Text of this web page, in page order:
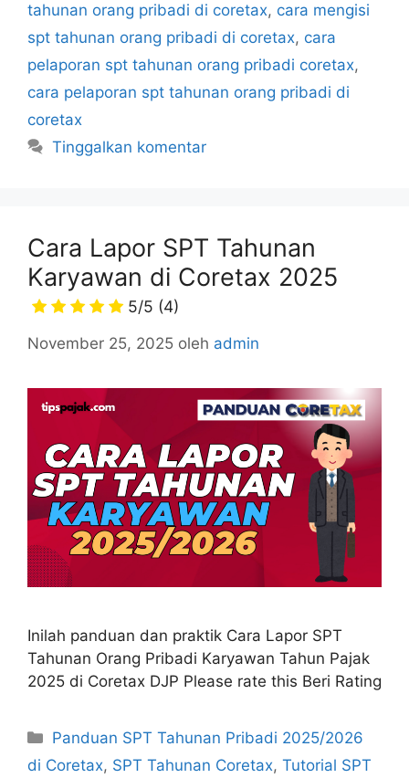
tahunan orang pribadi di coretax, cara mengisi
spt tahunan orang pribadi di coretax, cara
pelaporan spt tahunan orang pribadi coretax,
cara pelaporan spt tahunan orang pribadi di
coretax
Tinggalkan komentar
Cara Lapor SPT Tahunan
Karyawan di Coretax 2025
5/5 (4)
November 25, 2025 oleh admin
Inilah panduan dan praktik Cara Lapor SPT
Tahunan Orang Pribadi Karyawan Tahun Pajak
2025 di Coretax DJP Please rate this Beri Rating
Kategori
Panduan SPT Tahunan Pribadi 2025/2026
di Coretax, SPT Tahunan Coretax, Tutorial SPT